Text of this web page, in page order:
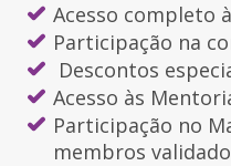
Acesso completo
Participação na
Descontos
Acesso às
Participação no
membros